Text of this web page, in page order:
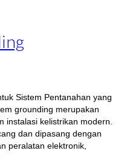
Sistem Pentanahan yang
grounding merupakan
instalasi kelistrikan modern.
dan dipasang dengan
peralatan elektronik,